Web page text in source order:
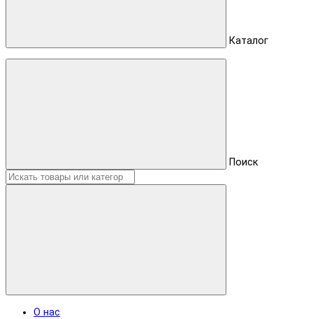
Каталог
Поиск
О нас